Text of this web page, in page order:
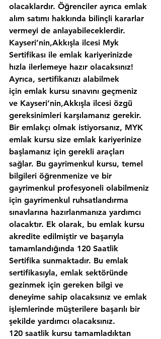
olacaklardır. Öğrenciler ayrıca emlak
alım satımı hakkında bilinçli kararlar
vermeyi de anlayabileceklerdir.
Kayseri’nin,Akkışla ilcesi Myk
Sertifikası ile emlak kariyerinizde
hızla ilerlemeye hazır olacaksınız!
Ayrıca, sertifikanızı alabilmek
için emlak kursu sınavını geçmeniz
ve Kayseri’nin,Akkışla ilcesi özgü
gereksinimleri karşılamanız gerekir.
Bir emlakçı olmak istiyorsanız, MYK
emlak kursu size emlak kariyerinize
başlamanız için gerekli araçları
sağlar. Bu gayrimenkul kursu, temel
bilgileri öğrenmenize ve bir
gayrimenkul profesyoneli olabilmeniz
için gayrimenkul ruhsatlandırma
sınavlarına hazırlanmanıza yardımcı
olacaktır. Ek olarak, bu emlak kursu
akredite edilmiştir ve başarıyla
tamamlandığında 120 Saatlik
Sertifika sunmaktadır. Bu emlak
sertifikasıyla, emlak sektöründe
gezinmek için gereken bilgi ve
deneyime sahip olacaksınız ve emlak
işlemlerinde müşterilere başarılı bir
şekilde yardımcı olacaksınız.
120 saatlik kursu tamamladıktan